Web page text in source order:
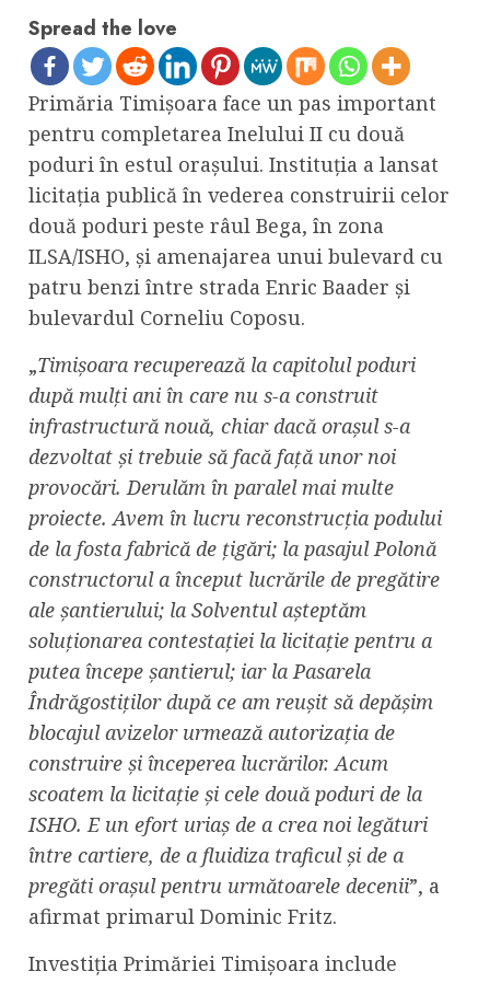
Spread the love
Primăria Timişoara face un pas important
pentru completarea Inelului II cu două
poduri în estul oraşului. Instituţia a lansat
licitaţia publică în vederea construirii celor
două poduri peste râul Bega, în zona
ILSA/ISHO, și amenajarea unui bulevard cu
patru benzi între strada Enric Baader și
bulevardul Corneliu Coposu.
„Timișoara recuperează la capitolul poduri
după mulți ani în care nu s-a construit
infrastructură nouă, chiar dacă orașul s-a
dezvoltat și trebuie să facă față unor noi
provocări. Derulăm în paralel mai multe
proiecte. Avem în lucru reconstrucția podului
de la fosta fabrică de țigări; la pasajul Polonă
constructorul a început lucrările de pregătire
ale șantierului; la Solventul așteptăm
soluționarea contestației la licitație pentru a
putea începe șantierul; iar la Pasarela
Îndrăgostiților după ce am reușit să depășim
blocajul avizelor urmează autorizația de
construire și începerea lucrărilor. Acum
scoatem la licitație și cele două poduri de la
ISHO. E un efort uriaș de a crea noi legături
între cartiere, de a fluidiza traficul și de a
pregăti orașul pentru următoarele decenii”, a
afirmat primarul Dominic Fritz.
Investiția Primăriei Timișoara include